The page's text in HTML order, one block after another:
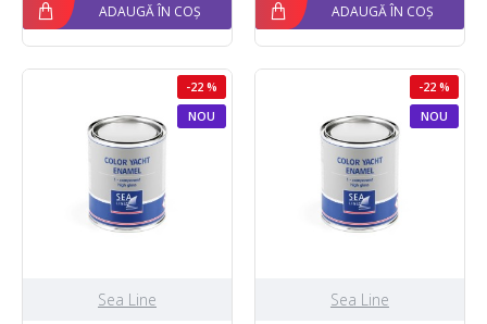
ADAUGĂ ÎN COȘ ADAUGĂ ÎN COȘ
NOU
-22 %
Sea Line
NOU
-22 %
Sea Line